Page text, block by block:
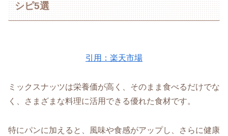
シピ5選
引用：楽天市場
ミックスナッツは栄養価が高く、そのまま食べるだけでな
く、さまざまな料理に活用できる優れた食材です。
特にパンに加えると、風味や食感がアップし、さらに健康